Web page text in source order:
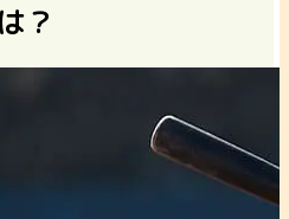
？